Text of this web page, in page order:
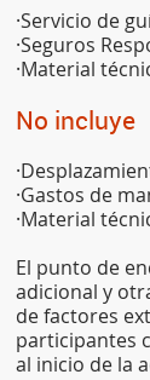
·Servicio de
·Seguros
·Material
No incluye
·Gastos de
·Material
El punto de
adicional y
de factores
participantes
al inicio de la